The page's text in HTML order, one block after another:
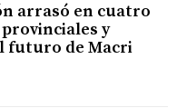
arrasó en cuatro
y
futuro de Macri